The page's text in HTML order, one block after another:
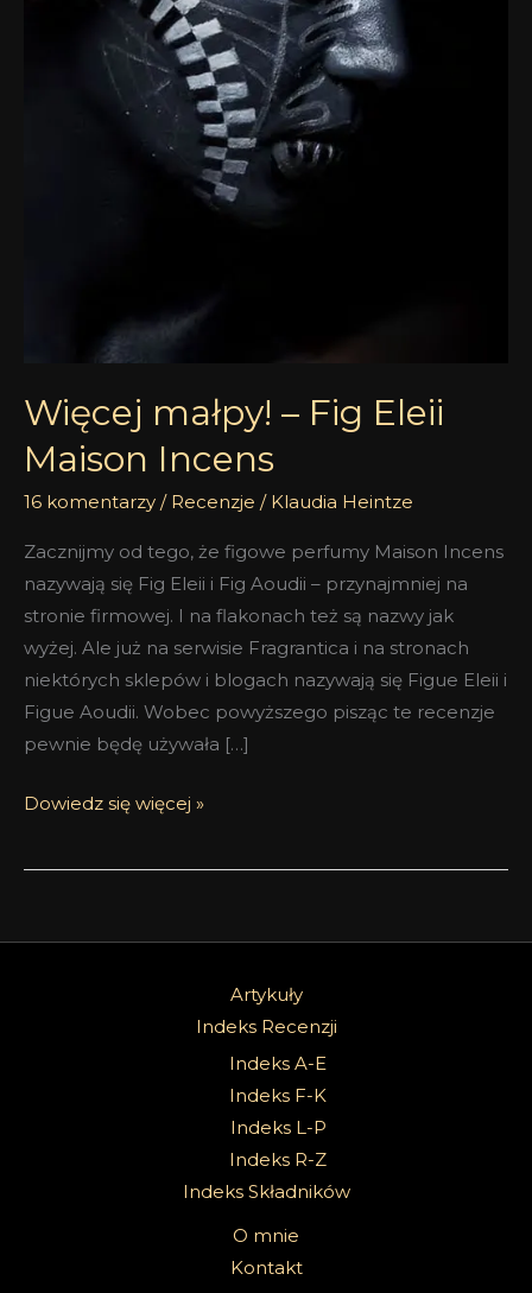
Więcej małpy! – Fig Eleii
Maison Incens
16 komentarzy / Recenzje / Klaudia Heintze
Zacznijmy od tego, że figowe perfumy Maison Incens
nazywają się Fig Eleii i Fig Aoudii – przynajmniej na
stronie firmowej. I na flakonach też są nazwy jak
wyżej. Ale już na serwisie Fragrantica i na stronach
niektórych sklepów i blogach nazywają się Figue Eleii i
Figue Aoudii. Wobec powyższego pisząc te recenzje
pewnie będę używała […]
Dowiedz się więcej »
Artykuły
Indeks Recenzji
Indeks A-E
Indeks F-K
Indeks L-P
Indeks R-Z
Indeks Składników
O mnie
Kontakt